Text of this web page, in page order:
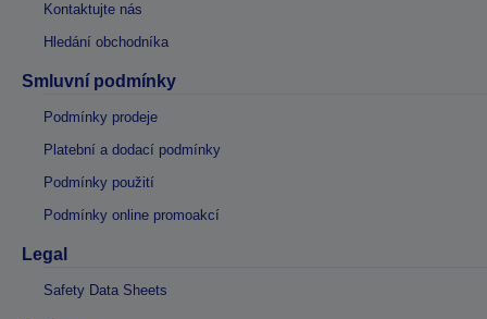
Kontaktujte nás
Hledání obchodníka
Smluvní podmínky
Podmínky prodeje
Platební a dodací podmínky
Podmínky použití
Podmínky online promoakcí
Legal
Safety Data Sheets